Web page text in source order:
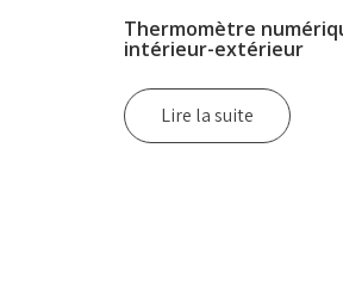
Thermomètre
intérieur-extérieur
Lire la suite